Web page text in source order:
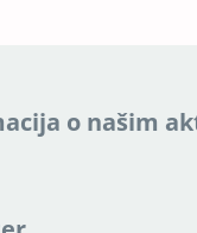
o našim